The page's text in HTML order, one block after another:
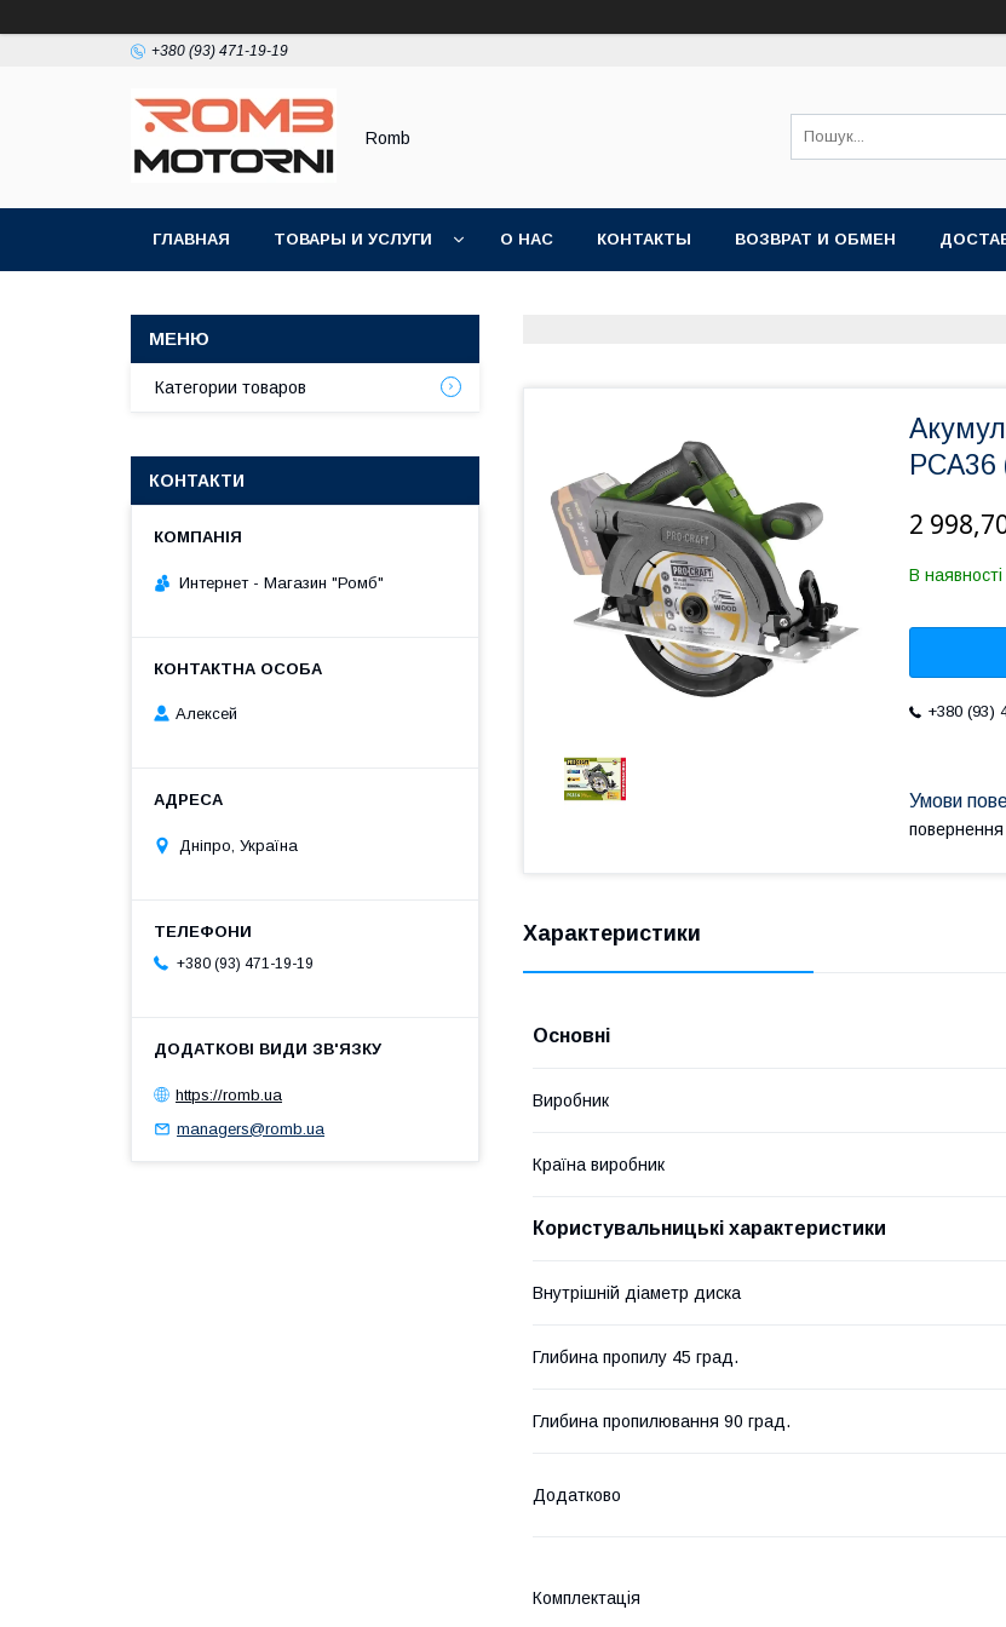
+380 (93) 471-19-19
Romb
ГЛАВНАЯ ТОВАРЫ И УСЛУГИ О НАС КОНТАКТЫ ВОЗВРАТ И ОБМЕН
PCA36
2
В наявності
+380 (93)
повернення
Характеристики
Основні
Виробник
Країна виробник
Користувальницькі характеристики
Внутрішній діаметр диска
Глибина пропилу 45 град.
Глибина пропилювання 90 град.
Додатково
Комплектація
Категории товаров
КОНТАКТИ
Интернет - Магазин "Ромб"
Алексей
Дніпро, Україна
+380 (93) 471-19-19
https://romb.ua
managers@romb.ua